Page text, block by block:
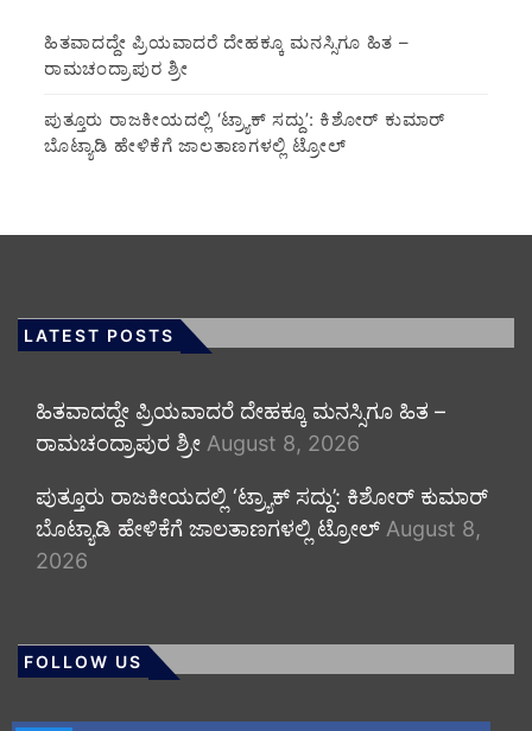
ಹಿತವಾದದ್ದೇ ಪ್ರಿಯವಾದರೆ ದೇಹಕ್ಕೂ ಮನಸ್ಸಿಗೂ ಹಿತ –
ರಾಮಚಂದ್ರಾಪುರ ಶ್ರೀ
ಪುತ್ತೂರು ರಾಜಕೀಯದಲ್ಲಿ ‘ಟ್ರ್ಯಾಕ್ ಸದ್ದು’: ಕಿಶೋರ್ ಕುಮಾರ್
ಬೊಟ್ಯಾಡಿ ಹೇಳಿಕೆಗೆ ಜಾಲತಾಣಗಳಲ್ಲಿ ಟ್ರೋಲ್
LATEST POSTS
ಹಿತವಾದದ್ದೇ ಪ್ರಿಯವಾದರೆ ದೇಹಕ್ಕೂ ಮನಸ್ಸಿಗೂ ಹಿತ –
ರಾಮಚಂದ್ರಾಪುರ ಶ್ರೀ August 8, 2026
ಪುತ್ತೂರು ರಾಜಕೀಯದಲ್ಲಿ ‘ಟ್ರ್ಯಾಕ್ ಸದ್ದು’: ಕಿಶೋರ್ ಕುಮಾರ್
ಬೊಟ್ಯಾಡಿ ಹೇಳಿಕೆಗೆ ಜಾಲತಾಣಗಳಲ್ಲಿ ಟ್ರೋಲ್ August 8,
2026
FOLLOW US